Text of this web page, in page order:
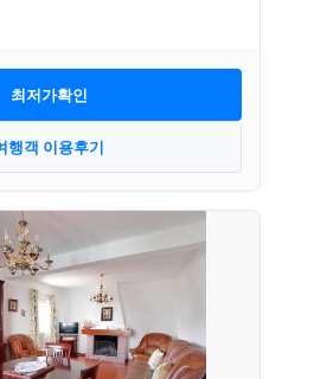
최저가확인
행객 이용후기